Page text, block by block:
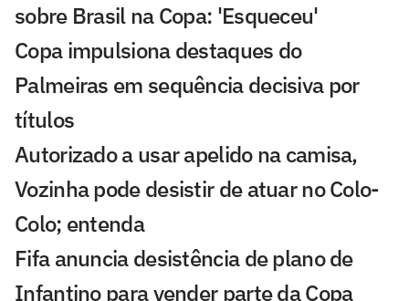
sobre Brasil na Copa: 'Esqueceu'
Copa impulsiona destaques do
Palmeiras em sequência decisiva por
títulos
Autorizado a usar apelido na camisa,
Vozinha pode desistir de atuar no Colo-
Colo; entenda
Fifa anuncia desistência de plano de
Infantino para vender parte da Copa